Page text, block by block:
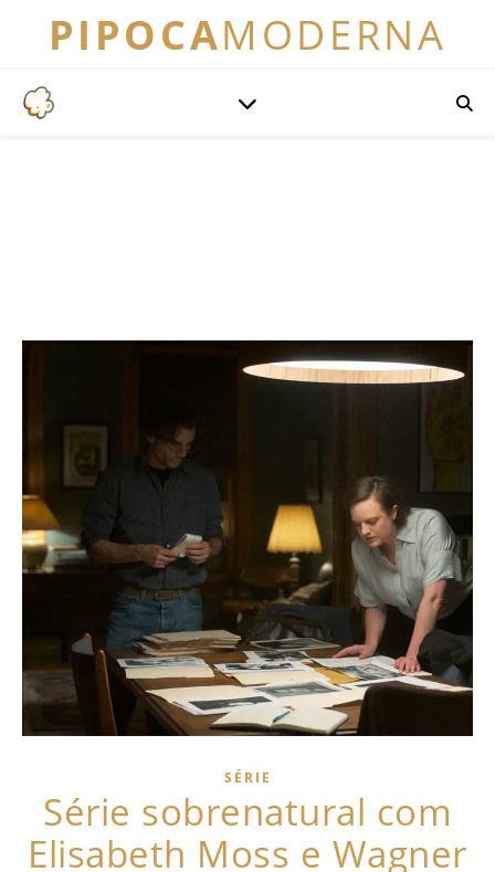
PIPOCAMODERNA
SÉRIE
Série sobrenatural com
Elisabeth Moss e Wagner